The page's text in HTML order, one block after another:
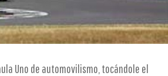
Uno de automovilismo, tocándole el